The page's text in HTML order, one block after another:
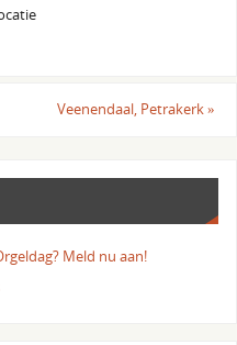
Veenendaal, Petrakerk»
Meld nu aan!